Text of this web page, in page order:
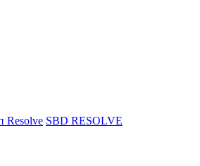
Resolve SBD RESOLVE